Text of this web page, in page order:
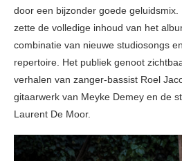
door een bijzonder goede geluidsmix.
zette de volledige inhoud van het
combinatie van nieuwe studiosongs
repertoire. Het publiek genoot
verhalen van zanger-bassist Roel
gitaarwerk van Meyke Demey en de
Laurent De Moor.